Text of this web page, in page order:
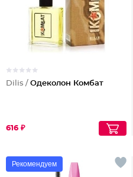
Dilis / Одеколон Комбат
616 ₽
Рекомендуем